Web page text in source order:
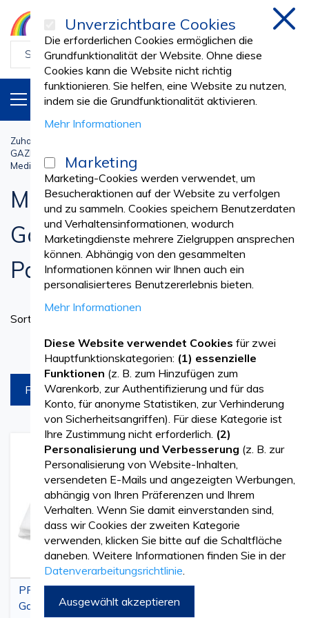
PRODUKTE
Zuhause
GAZE-KOMPRESSEN, TUPFER, BANDAGEN
Medizinische Vliesstoff-Gaze-Tupfer & Alkohol-Pads
Medizinische Vliesstoff-
Gaze-Tupfer & Alkohol-
Pads
Sortieren nach
Aufsteigend
eingestellt
Produkte pro Seite
FILTREAZA
PRIMA Steriler PPSB-
Gazetupfer, 40 x 60 cm,
Zur
Wunschliste
hinzufügen
Hinzufügen
zum
vergleichen
PRIMA Chlorfrei
gebleichte
Zur
Unverzichtbare Cookies
Die erforderlichen Cookies ermöglichen die
Grundfunktionalität der Website. Ohne diese
Cookies kann die Website nicht richtig
funktionieren. Sie helfen, eine Website zu nutzen,
indem sie die Grundfunktionalität aktivieren.
Mehr Informationen
Marketing
Marketing-Cookies werden verwendet, um
Besucheraktionen auf der Website zu verfolgen
und zu sammeln. Cookies speichern Benutzerdaten
und Verhaltensinformationen, wodurch
Marketingdienste mehrere Zielgruppen ansprechen
können. Abhängig von den gesammelten
Informationen können wir Ihnen auch ein
personalisierteres Benutzererlebnis bieten.
Mehr Informationen
Diese Website verwendet Cookies für zwei
Hauptfunktionskategorien: (1) essenzielle
Funktionen (z. B. zum Hinzufügen zum
Warenkorb, zur Authentifizierung und für das
Konto, für anonyme Statistiken, zur Verhinderung
von Sicherheitsangriffen). Für diese Kategorie ist
Ihre Zustimmung nicht erforderlich. (2)
Personalisierung und Verbesserung (z. B. zur
Personalisierung von Website-Inhalten,
versendeten E-Mails und angezeigten Werbungen,
abhängig von Ihren Präferenzen und Ihrem
Verhalten. Wenn Sie damit einverstanden sind,
dass wir Cookies der zweiten Kategorie
verwenden, klicken Sie bitte auf die Schaltfläche
daneben. Weitere Informationen finden Sie in der
Datenverarbeitungsrichtlinie.
Ausgewählt akzeptieren